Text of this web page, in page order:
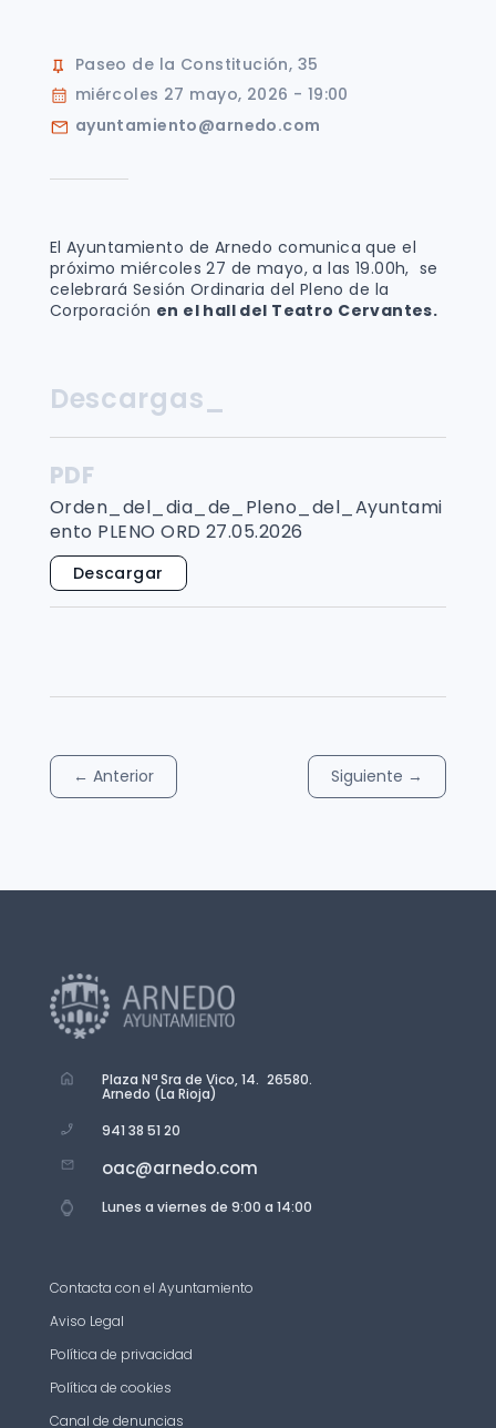
Paseo de la Constitución, 35
miércoles 27 mayo, 2026 - 19:00
ayuntamiento@arnedo.com
El Ayuntamiento de Arnedo comunica que el
próximo miércoles 27 de mayo, a las 19.00h, se
celebrará Sesión Ordinaria del Pleno de la
Corporación en el hall del Teatro Cervantes.
Descargas_
PDF
Orden_del_dia_de_Pleno_del_Ayuntami
ento PLENO ORD 27.05.2026
Descargar
← Anterior Siguiente →
Plaza Nª Sra de Vico, 14. 26580.
Arnedo (La Rioja)
941 38 51 20
oac@arnedo.com
Lunes a viernes de 9:00 a 14:00
Contacta con el Ayuntamiento
Aviso Legal
Política de privacidad
Política de cookies
Canal de denuncias